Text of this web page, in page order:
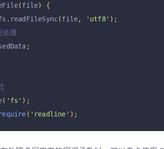
(file)
{
. readFileSync(file, 'utf8' );
理
;
( 'fs' );
( 'readline' );